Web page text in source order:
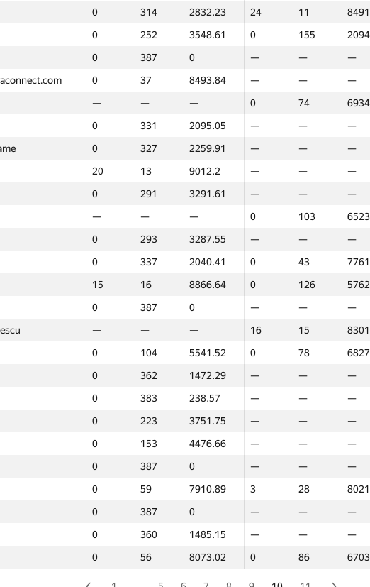
0 314 2832.23 24 11
0 252 3548.61 0 155
0 387 0 — — —
0 37 8493.84 — — —
— — — 0 74
0 331 2095.05 — — —
0 327 2259.91 — — —
20 13 9012.2 — — —
0 291 3291.61 — — —
— — — 0 103
0 293 3287.55 — — —
0 337 2040.41 0 43
15 16 8866.64 0 126
0 387 0 — — —
— — — 16 15
0 104 5541.52 0 78
0 362 1472.29 — — —
0 383 238.57 — — —
0 223 3751.75 — — —
0 153 4476.66 — — —
0 387 0 — — —
0 59 7910.89 3 28
0 387 0 — — —
0 360 1485.15 — — —
0 56 8073.02 0 86
— — — 22 12
0 214 3776.41 — — —
0 387 0 — — —
29 9 9160.97 0 99
0 169 4192.29 — — —
0 88 6573.18 0 67
0 163 4255.27 0 96
0 267 3384.85 — — —
0 387 0 — — —
0 209 3795.81 — — —
0 278 3311.62 — — —
0 272 3320.45 — — —
0 32 8569.93 — — —
0 138 4819.08 — — —
0 318 2746.42 — — —
0 186 3832.16 — — —
0 147 4603.72 — — —
0 280 3310.16 0 91
0 387 0 — — —
0 296 3274.39 — — —
0 387 0 — — —
0 93 6202.96 0 54
0 189 3831.65 0 143
0 314 2832.23 24 11
0 252 3548.61 0 155
— —